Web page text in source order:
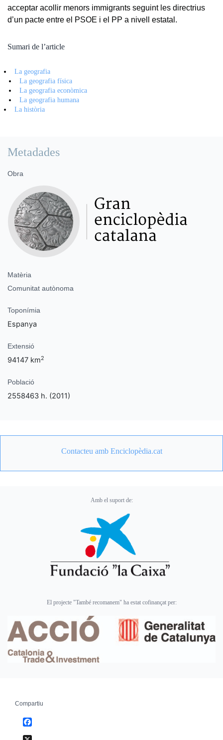
acceptar acollir menors immigrants seguint les directrius
d’un pacte entre el PSOE i el PP a nivell estatal.
Sumari de l’article
La geografia
La geografia física
La geografia econòmica
La geografia humana
La història
Metadades
Obra
Matèria
Comunitat autònoma
Toponímia
Espanya
Extensió
94147 km2
Població
2558463 h. (2011)
Contacteu amb Enciclopèdia.cat
Amb el suport de:
El projecte "També recomanem" ha estat cofinançat per:
Compartiu